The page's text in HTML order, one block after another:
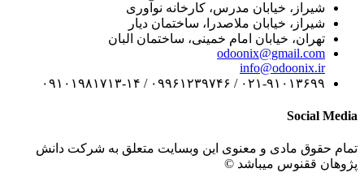
شیراز، خیابان مدرس، کارخانه نوآوری
شیراز، خیابان ملاصدرا، ساختمان دیار
تهران، خیابان امام خمینی، ساختمان البان
odoonix@gmail.com
info@odoonix.ir
۰۲۱-۹۱۰۱۳۶۹۹ / ۰۹۹۶۱۲۳۹۷۴۶ / ۰۹۱۰۱۹۸۱۷۱۳-۱۴
Social Media
تمام حقوق مادی و معنوی این وبسایت متعلق به شرکت دانش
پژوهان ققنوس میباشد ©